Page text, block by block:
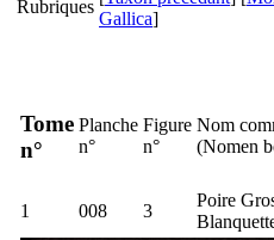
Gallica]
Tome
n°
Planche
n°
Figure
n°
Nom
(Nomen
1 008 3
Poire